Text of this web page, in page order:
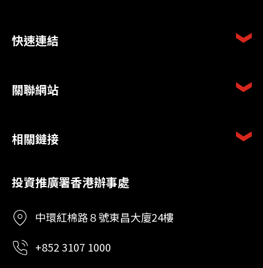
快速連結
關聯網站
相關鏈接
投資推廣署香港辦事處
中環紅棉路８號東昌大廈24樓
+852 3107 1000